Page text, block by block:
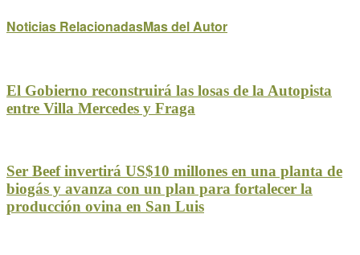
Noticias RelacionadasMas del Autor
El Gobierno reconstruirá las losas de la Autopista
entre Villa Mercedes y Fraga
Ser Beef invertirá US$10 millones en una planta de
biogás y avanza con un plan para fortalecer la
producción ovina en San Luis